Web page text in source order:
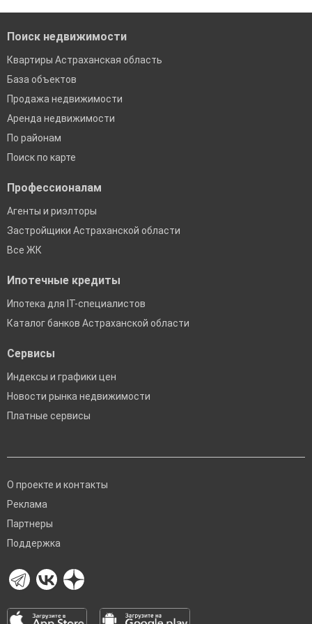
Поиск недвижимости
Квартиры Астраханская область
База объектов
Продажа недвижимости
Аренда недвижимости
По районам
Поиск по карте
Профессионалам
Агенты и риэлторы
Застройщики Астраханской области
Все ЖК
Ипотечные кредиты
Ипотека для IT-специалистов
Каталог банков Астраханской области
Сервисы
Индексы и графики цен
Новости рынка недвижимости
Платные сервисы
О проекте и контакты
Реклама
Партнеры
Поддержка